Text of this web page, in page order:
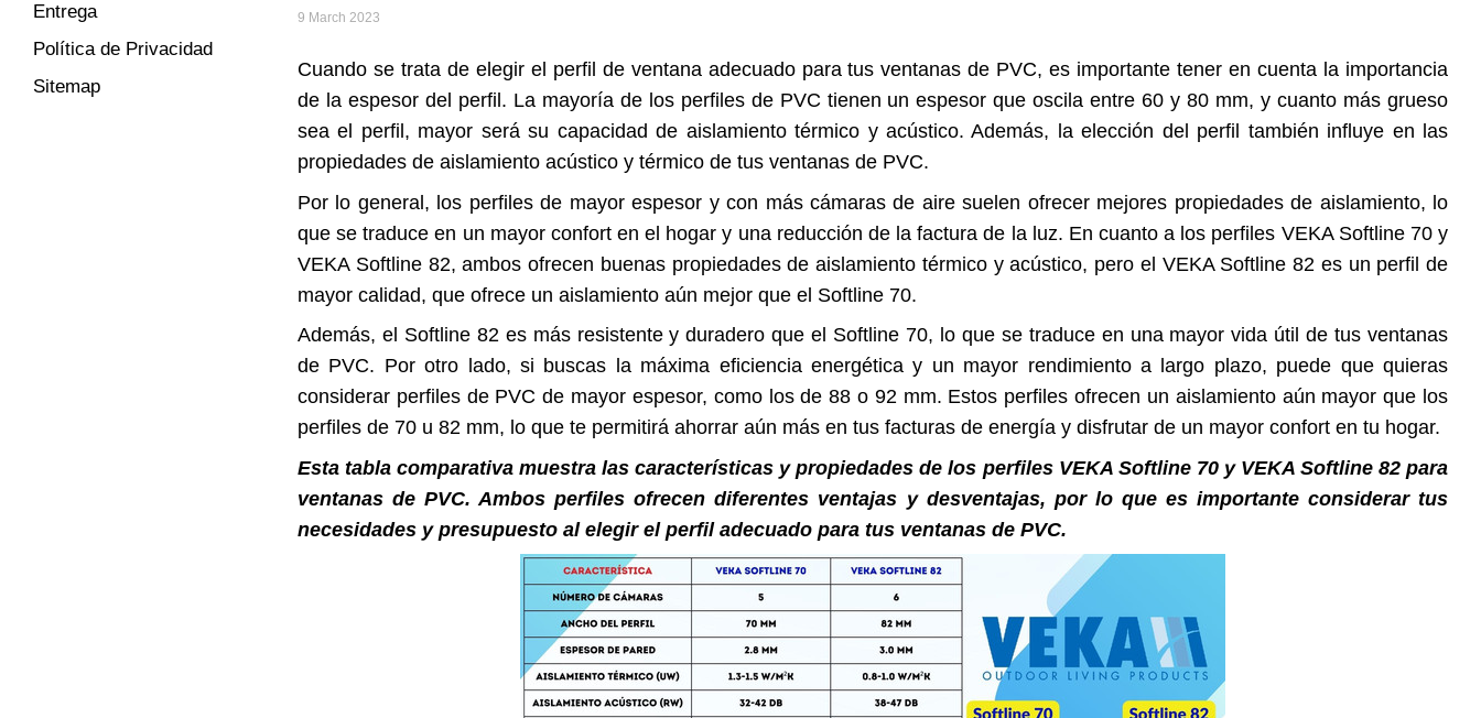
9 March 2023
Cuando se trata de elegir el perfil de ventana adecuado para tusventanas de PVC, es importante tener en cuenta la importancia
de la espesor del perfil. La mayoría de los perfiles de PVC tienen un espesor que oscila entre 60 y 80 mm, y cuanto más grueso
sea el perfil, mayor será su capacidad de aislamiento térmico y acústico. Además, la elección del perfil también influye en las
propiedades de aislamiento acústico y térmico de tus ventanas de PVC.
Por lo general, los perfiles de mayor espesor y con más cámaras de aire suelen ofrecer mejores propiedades de aislamiento, lo
que se traduce en un mayor confort en el hogar y una reducción de la factura de la luz. En cuanto a los perfiles VEKA Softline 70 y
VEKA Softline 82, ambos ofrecen buenas propiedades de aislamiento térmico y acústico, pero el VEKA Softline 82 es un perfil de
mayor calidad, que ofrece un aislamiento aún mejor que el Softline 70.
Además, el Softline 82 es más resistente y duradero que el Softline 70, lo que se traduce en una mayor vida útil de tus ventanas
de PVC. Por otro lado, si buscas la máxima eficiencia energética y un mayor rendimiento a largo plazo, puede que quieras
considerar perfiles de PVC de mayor espesor, como los de 88 o 92 mm. Estos perfiles ofrecen un aislamiento aún mayor que los
perfiles de 70 u 82 mm, lo que te permitirá ahorrar aún más en tus facturas de energía y disfrutar de un mayor confort en tu hogar.
Esta tabla comparativa muestra las características y propiedades de los perfiles VEKA Softline 70 y VEKA Softline 82 para
ventanas de PVC. Ambos perfiles ofrecen diferentes ventajas y desventajas, por lo que es importante considerar tus
necesidades y presupuesto al elegir el perfil adecuado para tus ventanas de PVC.
Entrega
Política de Privacidad
Sitemap